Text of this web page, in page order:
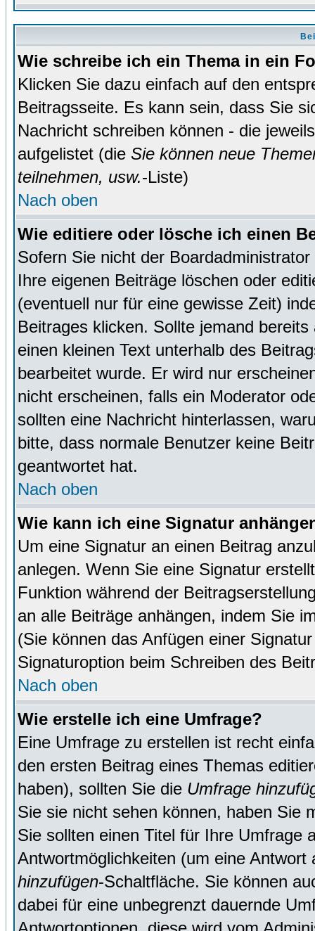
Wie schreibe ich ein Thema in ein
Klicken Sie dazu einfach auf den
Beitragsseite. Es kann sein, dass Sie
Nachricht schreiben können - die
aufgelistet (die Sie können neue
teilnehmen, usw.-Liste)
Nach oben
Wie editiere oder lösche ich einen
Sofern Sie nicht der
Ihre eigenen Beiträge löschen oder
(eventuell nur für eine gewisse Zeit)
Beitrages klicken. Sollte jemand
einen kleinen Text unterhalb des
bearbeitet wurde. Er wird nur
nicht erscheinen, falls ein Moderator
sollten eine Nachricht hinterlassen,
bitte, dass normale Benutzer keine
geantwortet hat.
Nach oben
Wie kann ich eine Signatur
Um eine Signatur an einen Beitrag
anlegen. Wenn Sie eine Signatur
Funktion während der
an alle Beiträge anhängen, indem Sie
(Sie können das Anfügen einer
Signaturoption beim Schreiben des
Nach oben
Wie erstelle ich eine Umfrage?
Eine Umfrage zu erstellen ist recht
den ersten Beitrag eines Themas
haben), sollten Sie die Umfrage
Sie sie nicht sehen können, haben Sie
Sie sollten einen Titel für Ihre Umfrage
Antwortmöglichkeiten (um eine
hinzufügen-Schaltfläche. Sie können
dabei für eine unbegrenzt dauernde